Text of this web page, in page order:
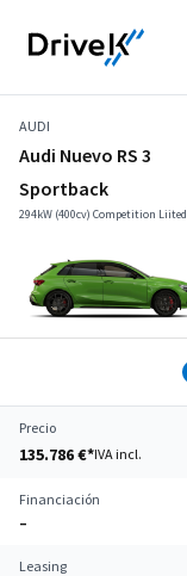
AUDI
Audi Nuevo RS 3
Sportback
294kW (400cv) Competition Liited
Precio
135.786 €*IVA incl.
Financiación
–
Leasing